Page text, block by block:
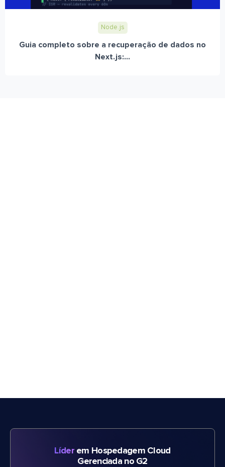
Node.js
Guia completo sobre a recuperação de dados no
Next.js:...
Líderem Hospedagem Cloud
Gerenciada no G2